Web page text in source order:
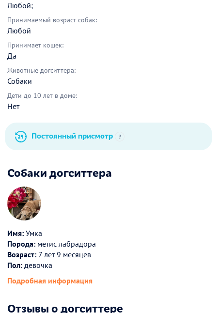
Любой;
Принимаемый возраст собак:
Любой
Принимает кошек:
Да
Животные догситтера:
Собаки
Дети до 10 лет в доме:
Нет
Постоянный присмотр ?
Собаки догситтера
Имя: Умка
Порода: метис лабрадора
Возраст: 7 лет 9 месяцев
Пол: девочка
Подробная информация
Отзывы о догситтере